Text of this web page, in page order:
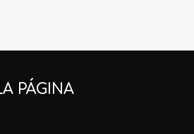
PÁGINA